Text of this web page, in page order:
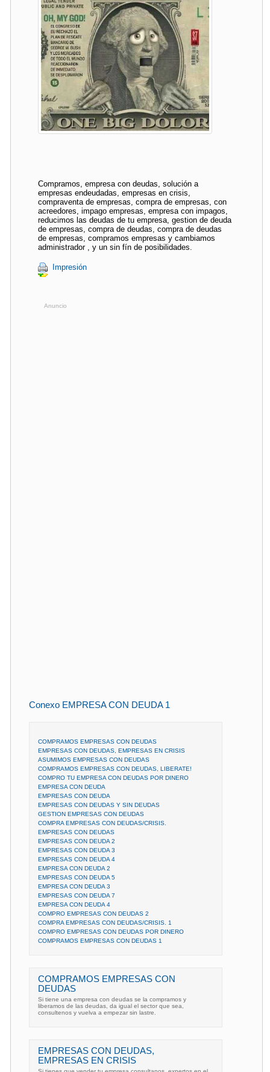
Compramos, empresa con deudas, solución a
empresas endeudadas, empresas en crisis,
compraventa de empresas, compra de empresas, con
acreedores, impago empresas, empresa con impagos,
reducimos las deudas de tu empresa, gestion de deuda
de empresas, compra de deudas, compra de deudas
de empresas, compramos empresas y cambiamos
administrador , y un sin fín de posibilidades.
Impresión
Anuncio
Conexo EMPRESA CON DEUDA 1
COMPRAMOS EMPRESAS CON DEUDAS
EMPRESAS CON DEUDAS, EMPRESAS EN CRISIS
ASUMIMOS EMPRESAS CON DEUDAS
COMPRAMOS EMPRESAS CON DEUDAS, LIBERATE!
COMPRO TU EMPRESA CON DEUDAS POR DINERO
EMPRESA CON DEUDA
EMPRESAS CON DEUDA
EMPRESAS CON DEUDAS Y SIN DEUDAS
GESTION EMPRESAS CON DEUDAS
COMPRA EMPRESAS CON DEUDAS/CRISIS.
EMPRESAS CON DEUDAS
EMPRESAS CON DEUDA 2
EMPRESAS CON DEUDA 3
EMPRESAS CON DEUDA 4
EMPRESA CON DEUDA 2
EMPRESAS CON DEUDA 5
EMPRESA CON DEUDA 3
EMPRESAS CON DEUDA 7
EMPRESA CON DEUDA 4
COMPRO EMPRESAS CON DEUDAS 2
COMPRA EMPRESAS CON DEUDAS/CRISIS. 1
COMPRO EMPRESAS CON DEUDAS POR DINERO
COMPRAMOS EMPRESAS CON DEUDAS 1
COMPRAMOS EMPRESAS CON
DEUDAS
Si tiene una empresa con deudas se la compramos y
liberamos de las deudas, da igual el sector que sea,
consultenos y vuelva a empezar sin lastre.
EMPRESAS CON DEUDAS,
EMPRESAS EN CRISIS